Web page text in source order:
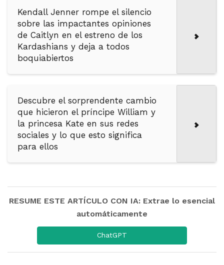
Kendall Jenner rompe el silencio
sobre las impactantes opiniones
de Caitlyn en el estreno de los
Kardashians y deja a todos
boquiabiertos
Descubre el sorprendente cambio
que hicieron el príncipe William y
la princesa Kate en sus redes
sociales y lo que esto significa
para ellos
RESUME ESTE ARTÍCULO CON IA: Extrae lo esencial
automáticamente
ChatGPT